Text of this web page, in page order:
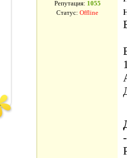
Репутация: 1055
Статус: Offline